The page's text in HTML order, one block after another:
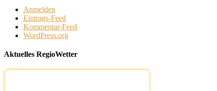
Anmelden
Eintrags-Feed
Kommentar-Feed
WordPress.org
Aktuelles RegioWetter